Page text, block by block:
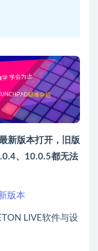
新版本打开，旧版
、10.0.5都无法
版本
LIVE软件与设